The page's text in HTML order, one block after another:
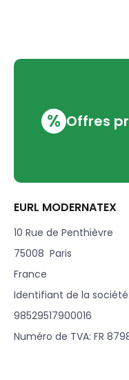
% Offres
EURL MODERNATEX
10 Rue de Penthièvre
75008 Paris
France
Identifiant de la société:
98529517900016
Numéro de TVA: FR